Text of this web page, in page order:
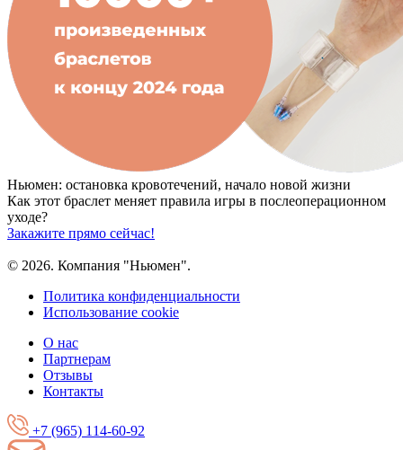
Ньюмен: остановка кровотечений, начало новой жизни
Как этот браслет меняет правила игры в послеоперационном
уходе?
Закажите прямо сейчас!
© 2026. Компания "Ньюмен".
Политика конфиденциальности
Использование cookie
О нас
Партнерам
Отзывы
Контакты
+7 (965) 114-60-92